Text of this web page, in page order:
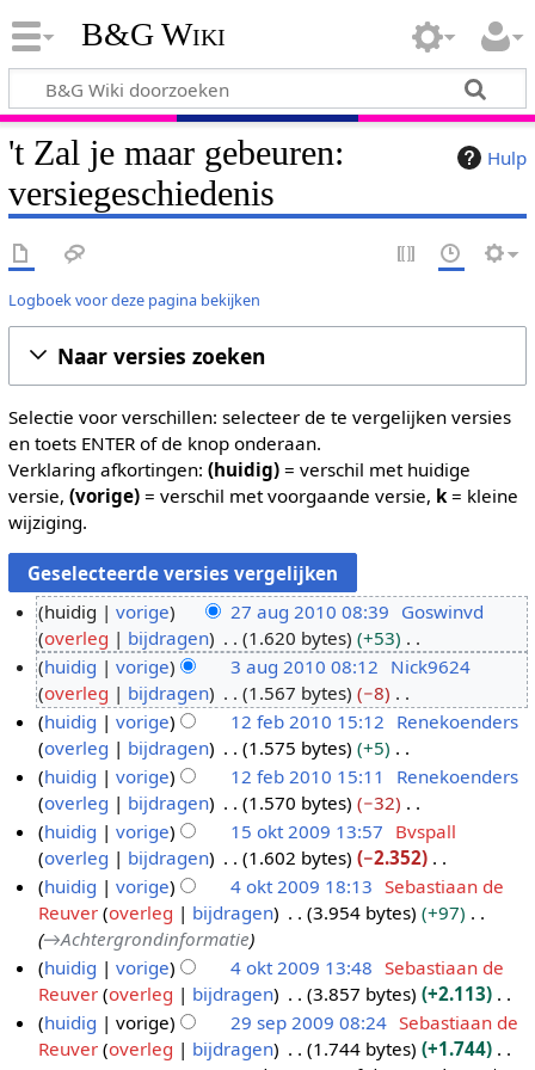
B&G Wiki
Hulp
't Zal je maar gebeuren:
versiegeschiedenis
Logboek voor deze pagina bekijken
Naar versies zoeken
Selectie voor verschillen: selecteer de te vergelijken versies
en toets ENTER of de knop onderaan.
Verklaring afkortingen: (huidig)= verschil met huidige
versie, (vorige)= verschil met voorgaande versie, k= kleine
wijziging.
7
u
2
1
huidig vorige 27 aug 2010 08:39 Goswinvd
overleg
bijdragen 1.620 bytes
+53
G
e
e
n
b
e
w
e
r
k
i
n
g
s
s
a
a
g
0
0
huidig vorige 3 aug 2010 08:12 Nick9624
overleg
bijdragen 1.567 bytes
−8
G
e
e
n
b
e
w
e
r
k
i
n
g
s
2
e
2
0
huidig vorige 12 feb 2010 15:12 Renekoenders
overleg
bijdragen 1.575 bytes
+5
G
e
e
n
b
e
w
e
r
i
n
huidig vorige 12 feb 2010 15:11
Renekoenders
overleg
bijdragen 1.570 bytes
−32
G
e
e
n
b
e
w
e
r
5
0
huidig vorige 15 okt 2009 13:57 Bvspall
overleg
bijdragen 1.602 bytes
−2.352
G
e
e
n
b
e
w
k
2
huidig vorige 4 okt 2009 18:13 Sebastiaan de
Reuver overleg bijdragen 3.954 bytes
+97
→Achtergrondinformatie
huidig
vorige 4 okt 2009 13:48 Sebastiaan de
Reuver overleg bijdragen 3.857 bytes
+2.113
G
e
huidig vorige 29 sep 2009 08:24 Sebastiaan de
Reuver overleg bijdragen 1.744 bytes
+1.744